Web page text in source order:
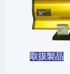
取扱製品